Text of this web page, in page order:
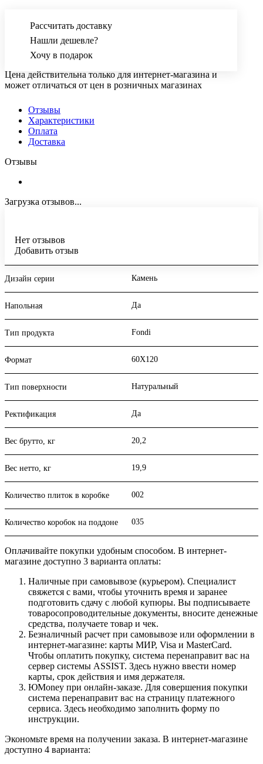
Рассчитать доставку
Нашли дешевле?
Хочу в подарок
Цена действительна только для интернет-магазина и
может отличаться от цен в розничных магазинах
Отзывы
Характеристики
Оплата
Доставка
Отзывы
Загрузка отзывов...
Нет отзывов
Добавить отзыв
Дизайн серии Камень
Напольная Да
Тип продукта Fondi
Формат 60X120
Тип поверхности Натуральный
Ректификация Да
Вес брутто, кг 20,2
Вес нетто, кг 19,9
Количество плиток в коробке 002
Количество коробок на поддоне 035
Оплачивайте покупки удобным способом. В интернет-
магазине доступно 3 варианта оплаты:
Наличные при самовывозе (курьером). Специалист
свяжется с вами, чтобы уточнить время и заранее
подготовить сдачу с любой купюры. Вы подписываете
товаросопроводительные документы, вносите денежные
средства, получаете товар и чек.
Безналичный расчет при самовывозе или оформлении в
интернет-магазине: карты МИР, Visa и MasterCard.
Чтобы оплатить покупку, система перенаправит вас на
сервер системы ASSIST. Здесь нужно ввести номер
карты, срок действия и имя держателя.
ЮMoney при онлайн-заказе. Для совершения покупки
система перенаправит вас на страницу платежного
сервиса. Здесь необходимо заполнить форму по
инструкции.
Экономьте время на получении заказа. В интернет-магазине
доступно 4 варианта: